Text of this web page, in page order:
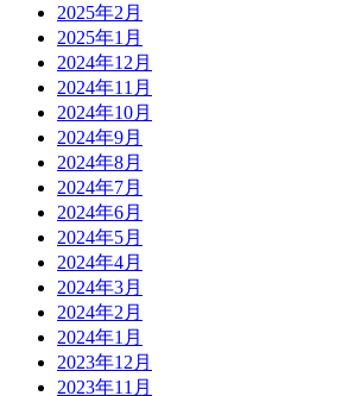
2025年2月
2025年1月
2024年12月
2024年11月
2024年10月
2024年9月
2024年8月
2024年7月
2024年6月
2024年5月
2024年4月
2024年3月
2024年2月
2024年1月
2023年12月
2023年11月